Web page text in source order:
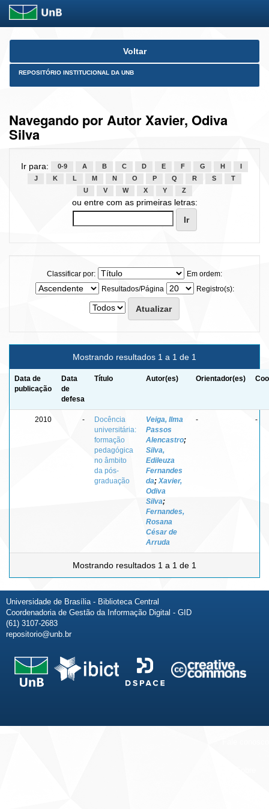
Skip
Voltar
REPOSITÓRIO INSTITUCIONAL DA UNB
Navegando por Autor Xavier, Odiva
Silva
Ir para: 0-9 A B C D E F G H
J
K L M N O P Q R S
T
U
V W X Y Z
ou entre com as primeiras letras:
Classificar por:
Em ordem:
Resultados/Página
Registro(s):
Mostrando resultados 1 a 1 de 1
Data de
publicação
Data
de
defesa
Título Autor(es) Orientador(es)
2010 -
Docência
universitária:
formação
pedagógica
no âmbito
da pós-
graduação
Veiga, Ilma
Passos
Alencastro;
Silva,
Edileuza
Fernandes
da; Xavier,
Odiva
Silva;
Fernandes,
Rosana
César de
Arruda
- -
Mostrando resultados 1 a 1 de 1
Universidade de Brasília - Biblioteca Central
Coordenadoria de Gestão da Informação Digital - GID
(61) 3107-2683
repositorio@unb.br